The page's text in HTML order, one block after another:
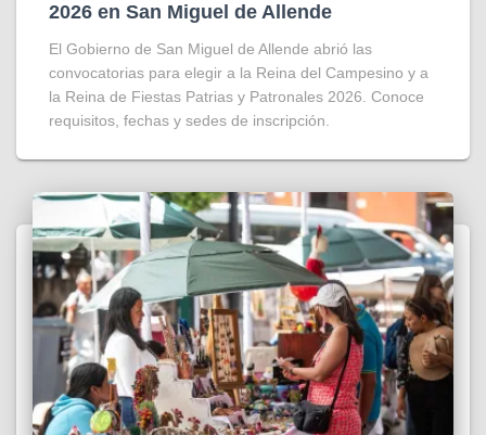
2026 en San Miguel de Allende
El Gobierno de San Miguel de Allende abrió las
convocatorias para elegir a la Reina del Campesino y a
la Reina de Fiestas Patrias y Patronales 2026. Conoce
requisitos, fechas y sedes de inscripción.